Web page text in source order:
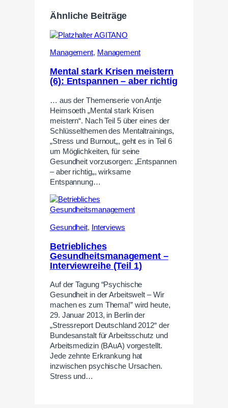
Ähnliche Beiträge
Management, Management
Mental stark Krisen meistern
(6): Entspannen – aber richtig
… aus der Themenserie von Antje
Heimsoeth „Mental stark Krisen
meistern“. Nach Teil 5 über eines der
Schlüsselthemen des Mentaltrainings,
„Stress und Burnout„, geht es in Teil 6
um Möglichkeiten, für seine
Gesundheit vorzusorgen: „Entspannen
– aber richtig„, wirksame
Entspannung…
Gesundheit, Interviews
Betriebliches
Gesundheitsmanagement –
Interviewreihe (Teil 1)
Auf der Tagung “Psychische
Gesundheit in der Arbeitswelt – Wir
machen es zum Thema!” wird heute,
29. Januar 2013, in Berlin der
„Stressreport Deutschland 2012“ der
Bundesanstalt für Arbeitsschutz und
Arbeitsmedizin (BAuA) vorgestellt.
Jede zehnte Erkrankung hat
inzwischen psychische Ursachen.
Stress und…